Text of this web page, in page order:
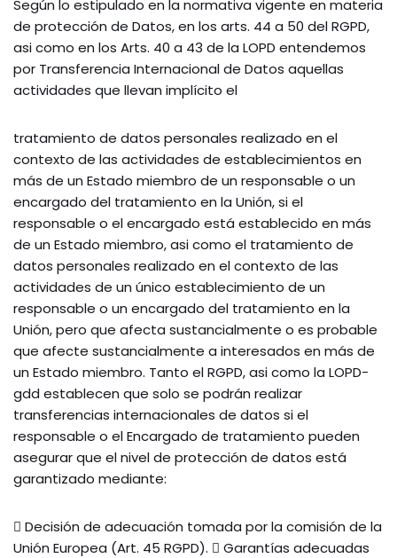
Según lo estipulado en la normativa vigente en materia
de protección de Datos, en los arts. 44 a 50 del RGPD,
asi como en los Arts. 40 a 43 de la LOPD entendemos
por Transferencia Internacional de Datos aquellas
actividades que llevan implícito el
tratamiento de datos personales realizado en el
contexto de las actividades de establecimientos en
más de un Estado miembro de un responsable o un
encargado del tratamiento en la Unión, si el
responsable o el encargado está establecido en más
de un Estado miembro, asi como el tratamiento de
datos personales realizado en el contexto de las
actividades de un único establecimiento de un
responsable o un encargado del tratamiento en la
Unión, pero que afecta sustancialmente o es probable
que afecte sustancialmente a interesados en más de
un Estado miembro. Tanto el RGPD, asi como la LOPD-
gdd establecen que solo se podrán realizar
transferencias internacionales de datos si el
responsable o el Encargado de tratamiento pueden
asegurar que el nivel de protección de datos está
garantizado mediante:
 Decisión de adecuación tomada por la comisión de la
Unión Europea (Art. 45 RGPD).  Garantías adecuadas